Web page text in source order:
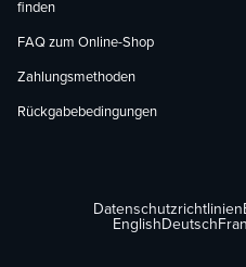
finden
FAQ zum Online-Shop
Zahlungsmethoden
Rückgabebedingungen
Datenschutzrichtlinien
English Deutsch